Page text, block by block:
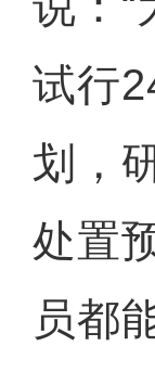
试行
划，
处置
员都